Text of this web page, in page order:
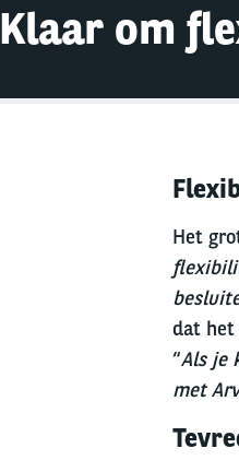
Klaar om
Het
dat het
“Als je
met